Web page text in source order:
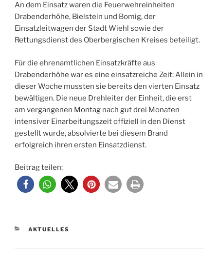
An dem Einsatz waren die Feuerwehreinheiten
Drabenderhöhe, Bielstein und Bomig, der
Einsatzleitwagen der Stadt Wiehl sowie der
Rettungsdienst des Oberbergischen Kreises beteiligt.
Für die ehrenamtlichen Einsatzkräfte aus
Drabenderhöhe war es eine einsatzreiche Zeit: Allein in
dieser Woche mussten sie bereits den vierten Einsatz
bewältigen. Die neue Drehleiter der Einheit, die erst
am vergangenen Montag nach gut drei Monaten
intensiver Einarbeitungszeit offiziell in den Dienst
gestellt wurde, absolvierte bei diesem Brand
erfolgreich ihren ersten Einsatzdienst.
Beitrag teilen:
KATEGORIEN
AKTUELLES